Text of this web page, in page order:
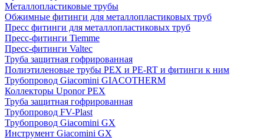
Металлопластиковые трубы
Обжимные фитинги для металлопластиковых труб
Пресс фитинги для металлопластиковых труб
Пресс-фитинги Tiemme
Пресс-фитинги Valtec
Труба защитная гофрированная
Полиэтиленовые трубы PEX и PE-RT и фитинги к ним
Трубопровод Giacomini GIACOTHERM
Коллекторы Uponor PEX
Труба защитная гофрированная
Трубопровод FV-Plast
Трубопровод Giacomini GX
Инструмент Giacomini GX